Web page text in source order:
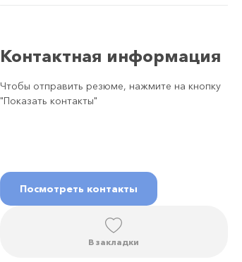
Контактная информация
Чтобы отправить резюме, нажмите на кнопку
"Показать контакты"
Посмотреть контакты
В закладки